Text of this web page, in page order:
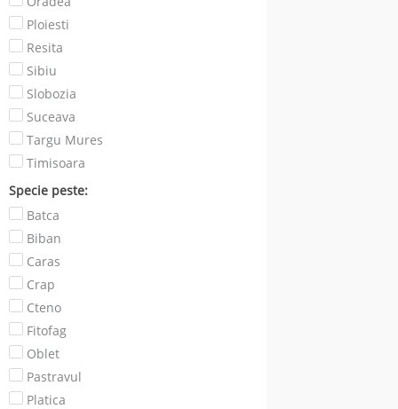
Ploiesti
Resita
Sibiu
Slobozia
Suceava
Targu Mures
Timisoara
Specie peste:
Batca
Biban
Caras
Crap
Cteno
Fitofag
Oblet
Pastravul
Platica